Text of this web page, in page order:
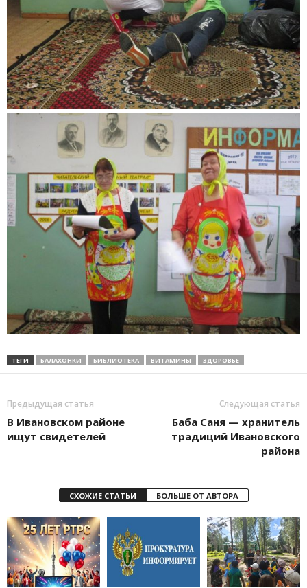
ТЕГИ БАЛАХОНКИ БИБЛИОТЕКА ВИТАМИНЫ ЗДОРОВЬЕ
Предыдущая статья
В Ивановском районе
ищут свидетелей
Следующая статья
Баба Саня — хранитель
традиций Ивановского
района
СХОЖИЕ СТАТЬИ БОЛЬШЕ ОТ АВТОРА